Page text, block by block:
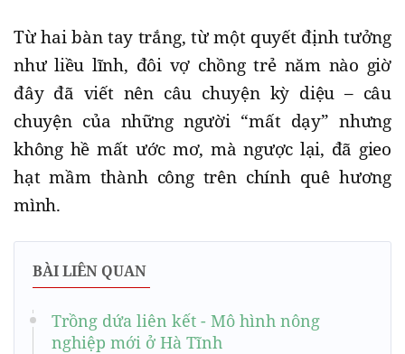
Từ hai bàn tay trắng, từ một quyết định tưởng
như liều lĩnh, đôi vợ chồng trẻ năm nào giờ
đây đã viết nên câu chuyện kỳ diệu – câu
chuyện của những người “mất dạy” nhưng
không hề mất ước mơ, mà ngược lại, đã gieo
hạt mầm thành công trên chính quê hương
mình.
BÀI LIÊN QUAN
Trồng dứa liên kết - Mô hình nông
nghiệp mới ở Hà Tĩnh